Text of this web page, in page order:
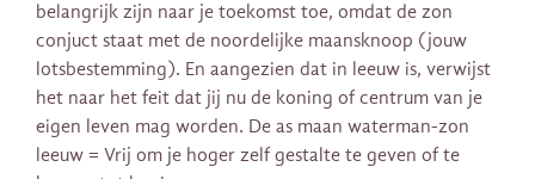
belangrijk zijn naar je toekomst toe, omdat de zon
conjuct staat met de noordelijke maansknoop (jouw
lotsbestemming). En aangezien dat in leeuw is, verwijst
het naar het feit dat jij nu de koning of centrum van je
eigen leven mag worden. De as maan waterman-zon
leeuw = Vrij om je hoger zelf gestalte te geven of te